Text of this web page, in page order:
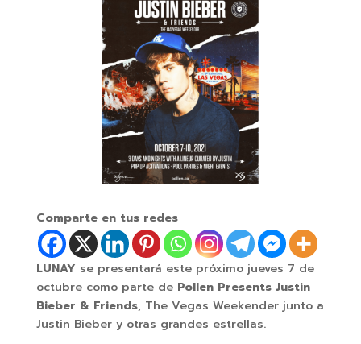
Comparte en tus redes
LUNAY se presentará este próximo jueves 7 de
octubre como parte de Pollen Presents Justin
Bieber & Friends, The Vegas Weekender junto a
Justin Bieber y otras grandes estrellas.